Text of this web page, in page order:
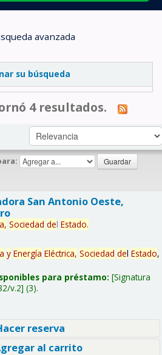
avanzada
su búsqueda
4 resultados.
San Antonio Oeste,
Sociedad del Estado.
y Energía Eléctrica, Sociedad del Estado,
para préstamo: Signatura
v.2 (3).
reserva
al carrito